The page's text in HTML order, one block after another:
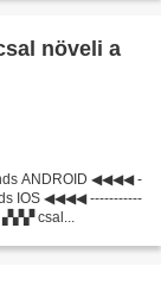
növeli a
ANDROID ◀◀◀◀ -
IOS ◀◀◀◀ -----------
▞▞▞ csal...